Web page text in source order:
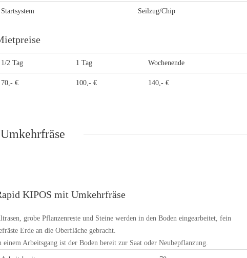
Startsystem Seilzug/Chip
1/2 Tag 1 Tag Wochenende
70,- € 100,- € 140,- €
Umkehrfräse
KIPOS mit Umkehrfräse
grobe Pflanzenreste und Steine werden in den Boden eingearbeitet, fein
Erde an die Oberfläche gebracht.
einem Arbeitsgang ist der Boden bereit zur Saat oder Neubepflanzung.